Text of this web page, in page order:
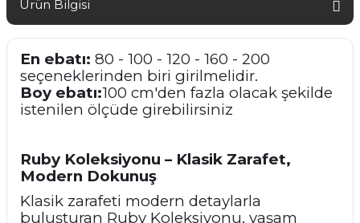
Ürün Bilgisi
En ebatı: 80 - 100 - 120 - 160 - 200
seçeneklerinden biri girilmelidir.
Boy ebatı:100 cm'den fazla olacak şekilde
istenilen ölçüde girebilirsiniz
Ruby Koleksiyonu – Klasik Zarafet,
Modern Dokunuş
Klasik zarafeti modern detaylarla
buluşturan Ruby Koleksiyonu, yaşam